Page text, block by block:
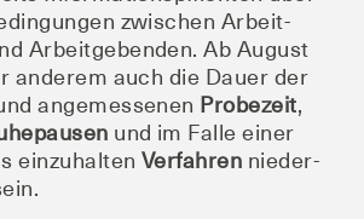
zwi­schen Arbeit­
Arbeit­ge­ben­den. Ab August
ande­rem auch die Dau­er der
ange­mes­se­nen Pro­be­zeit,
und im Fal­le einer
ein­zu­hal­ten Ver­fah­ren nie­der­